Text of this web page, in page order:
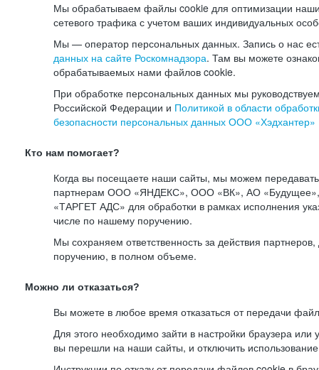
Мы обрабатываем файлы cookie для оптимизации
сетевого трафика с учетом ваших индивидуальных
Мы — оператор персональных данных. Запись о нас
данных на сайте Роскомнадзора. Там вы можете
обрабатываемых нами файлов cookie.
При обработке персональных данных мы
Российской Федерации и Политикой в области
безопасности персональных данных ООО «Хэдхантер»
Кто нам помогает?
Когда вы посещаете наши сайты, мы можем
партнерам ООО «ЯНДЕКС», ООО «ВК», АО
«ТАРГЕТ АДС» для обработки в рамках исполнения
числе по нашему поручению.
Мы сохраняем ответственность за действия
поручению, в полном объеме.
Можно ли отказаться?
Вы можете в любое время отказаться от передачи
Для этого необходимо зайти в настройки браузера или
вы перешли на наши сайты, и отключить